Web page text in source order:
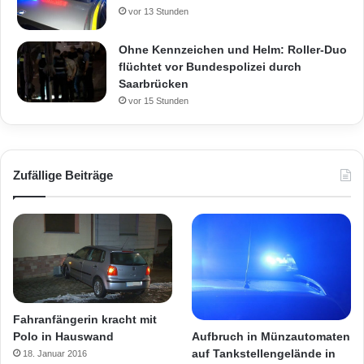
vor 13 Stunden
Ohne Kennzeichen und Helm: Roller-Duo
flüchtet vor Bundespolizei durch
Saarbrücken
vor 15 Stunden
Zufällige Beiträge
Fahranfängerin kracht mit
Polo in Hauswand
18. Januar 2016
Aufbruch in Münzautomaten
auf Tankstellengelände in